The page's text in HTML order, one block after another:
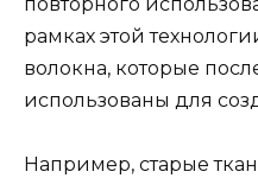
рамках этой
волокна, которые
использованы для
Например, старые